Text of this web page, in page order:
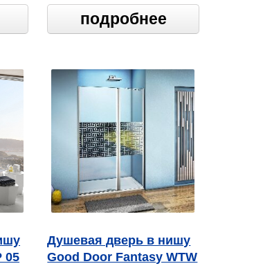
подробнее
05
Душевая дверь в нишу
Good Door Fantasy WTW